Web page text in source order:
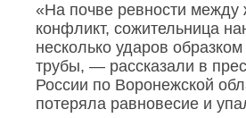
«На почве ревности
конфликт, сожительница
несколько ударов
трубы, — рассказали в
России по Воронежской
потеряла равновесие и